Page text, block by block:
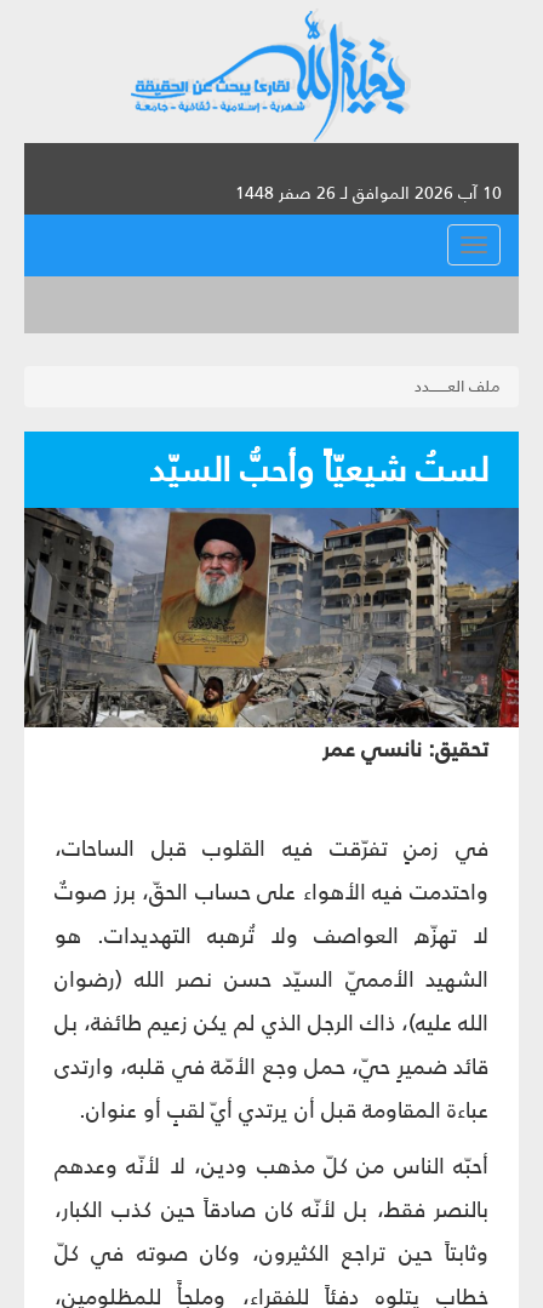
10 آب 2026 الموافق لـ 26 صفر 1448
القائمة
ملف العـــــــدد
لستُ شيعيّاً وأحبُّ السيّد
تحقيق: نانسي عمر
في زمنٍ تفرّقت فيه القلوب قبل الساحات،
واحتدمت فيه الأهواء على حساب الحقّ، برز صوتٌ
لا تهزّه العواصف ولا تُرهبه التهديدات. هو
الشهيد الأمميّ السيّد حسن نصر الله (رضوان
الله عليه)، ذاك الرجل الذي لم يكن زعيم طائفة، بل
قائد ضميرٍ حيّ، حمل وجع الأمّة في قلبه، وارتدى
عباءة المقاومة قبل أن يرتدي أيّ لقبٍ أو عنوان.
أحبّه الناس من كلّ مذهب ودين، لا لأنّه وعدهم
بالنصر فقط، بل لأنّه كان صادقاً حين كذب الكبار،
وثابتاً حين تراجع الكثيرون، وكان صوته في كلّ
خطاب يتلوه دفئاً للفقراء، وملجأً للمظلومين،